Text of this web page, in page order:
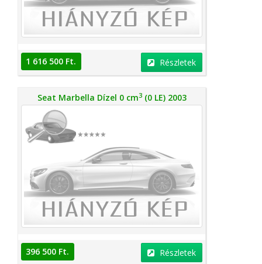
1 616 500 Ft. Részletek
Seat Marbella Dízel 0 cm3(0 LE) 2003
396 500 Ft. Részletek